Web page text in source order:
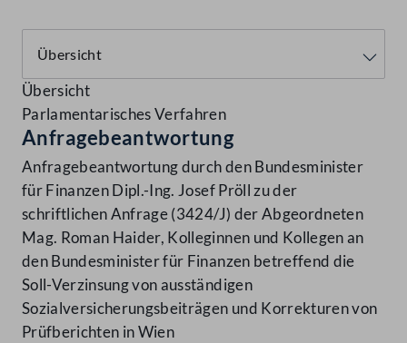
Übersicht
Parlamentarisches Verfahren
Anfragebeantwortung
Anfragebeantwortung durch den Bundesminister
für Finanzen Dipl.-Ing. Josef Pröll zu der
schriftlichen Anfrage (3424/J) der Abgeordneten
Mag. Roman Haider, Kolleginnen und Kollegen an
den Bundesminister für Finanzen betreffend die
Soll-Verzinsung von ausständigen
Sozialversicherungsbeiträgen und Korrekturen von
Prüfberichten in Wien